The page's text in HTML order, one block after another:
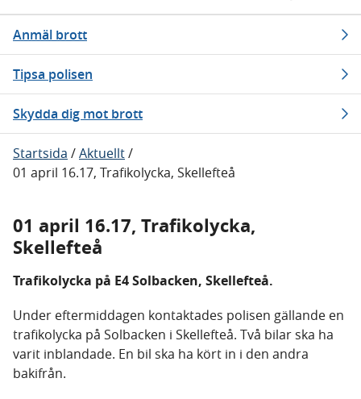
Anmäl brott
Tipsa polisen
Skydda dig mot brott
Startsida /Aktuellt/
01 april 16.17, Trafikolycka, Skellefteå
01 april 16.17, Trafikolycka,
Skellefteå
Trafikolycka på E4 Solbacken, Skellefteå.
Under eftermiddagen kontaktades polisen gällande en
trafikolycka på Solbacken i Skellefteå. Två bilar ska ha
varit inblandade. En bil ska ha kört in i den andra
bakifrån.